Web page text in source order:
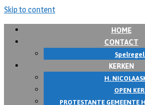
Skip to content
HOME
CONTACT
KERKEN
H.
OPEN
PROTESTANTE GEMEENTE